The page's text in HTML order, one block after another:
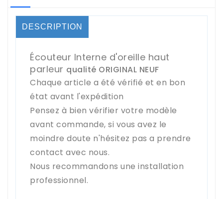
DESCRIPTION
Écouteur Interne d'oreille haut
parleur qualité ORIGINAL NEUF
Chaque article a été vérifié et en bon
état avant l'expédition
Pensez à bien vérifier votre modèle
avant commande, si vous avez le
moindre doute n'hésitez pas a prendre
contact avec nous.
Nous recommandons une installation
professionnel.